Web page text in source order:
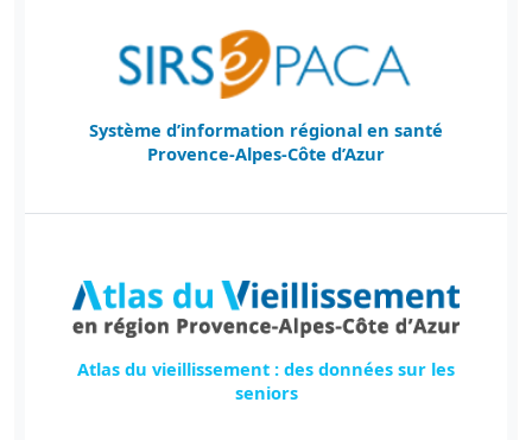
Système d’information régional en santé
Provence-Alpes-Côte d’Azur
Atlas du vieillissement : des données sur les
seniors